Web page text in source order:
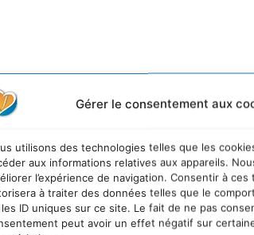
Gérer le consentement aux
utilisons des technologies telles que les
aux informations relatives aux appareils.
l’expérience de navigation. Consentir à
à traiter des données telles que le
ID uniques sur ce site. Le fait de ne pas
peut avoir un effet négatif sur
à assimiler la préservation
espèces en voie d’extinction.
et de la flore qu’il importe de
» du globe mais jusque dans nos
des espèces – et avec elle le
de leurs interactions (par
des «services rendus » à l’homme.